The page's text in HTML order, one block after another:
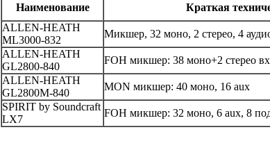
Наименование Краткая
ALLEN-HEATH
ML3000-832
Микшер, 32 моно, 2 стерео, 4
ALLEN-HEATH
GL2800-840
FOH микшер: 38 моно+2 стерео
ALLEN-HEATH
GL2800M-840
MON микшер: 40 моно, 16 aux
SPIRIT by Soundcraft
LX7
FOH микшер: 32 моно, 6 aux, 8